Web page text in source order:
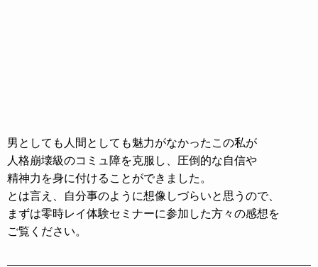
男としても人間としても魅力がなかったこの私が
人格崩壊級のコミュ障を克服し、圧倒的な自信や
精神力を身に付けることができました。
とは言え、自分事のように想像しづらいと思うので、
まずは零時レイ体験セミナーに参加した方々の感想を
ご覧ください。